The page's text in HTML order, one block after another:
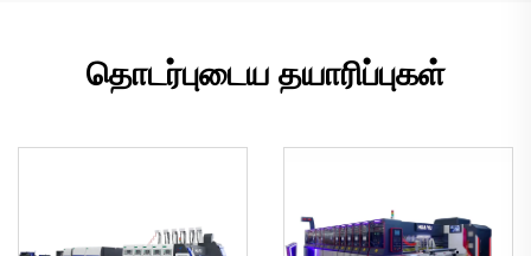
தொடர்புடைய தயாரிப்புகள்